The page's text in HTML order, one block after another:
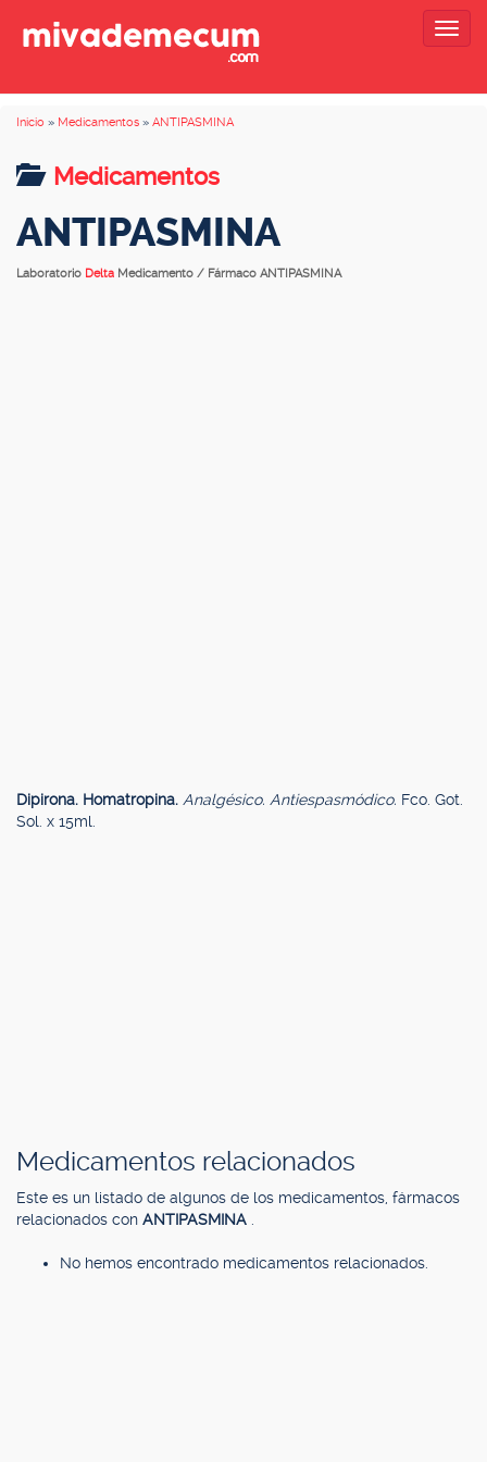
Inicio » Medicamentos » ANTIPASMINA
Medicamentos
ANTIPASMINA
Laboratorio Delta Medicamento / Fármaco ANTIPASMINA
Dipirona. Homatropina. Analgésico. Antiespasmódico. Fco. Got.
Sol. x 15ml.
Medicamentos relacionados
Este es un listado de algunos de los medicamentos, fármacos
relacionados con ANTIPASMINA
No hemos encontrado medicamentos relacionados.